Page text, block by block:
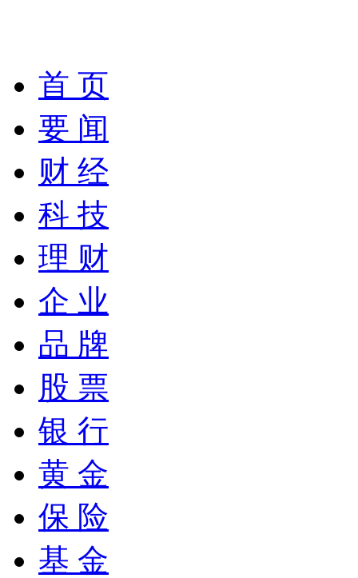
首 页
要 闻
财 经
科 技
理 财
企 业
品 牌
股 票
银 行
黄 金
保 险
基 金